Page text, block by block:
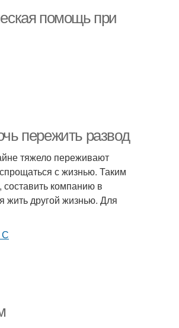
помощь при
пережить развод
тяжело переживают
с жизнью. Таким
компанию в
жить другой жизнью. Для